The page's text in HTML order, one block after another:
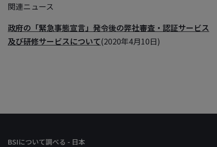
関連ニュース
政府の「緊急事態宣言」発令後の弊社審査・認証サービス
及び研修サービスについて(2020年4月10日)
BSIについて調べる - 日本